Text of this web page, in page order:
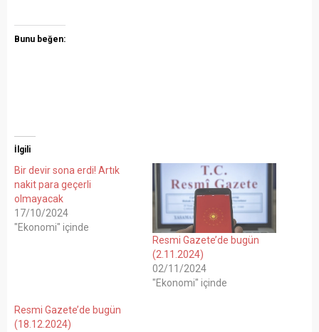
Bunu beğen:
İlgili
Bir devir sona erdi! Artık
nakit para geçerli
olmayacak
17/10/2024
"Ekonomi" içinde
Resmi Gazete’de bugün
(2.11.2024)
02/11/2024
"Ekonomi" içinde
Resmi Gazete’de bugün
(18.12.2024)